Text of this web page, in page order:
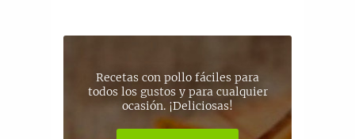
Recetas con pollo fáciles para
todos los gustos y para cualquier
ocasión. ¡Deliciosas!